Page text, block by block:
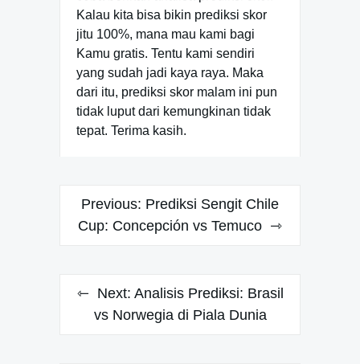
Kalau kita bisa bikin prediksi skor
jitu 100%, mana mau kami bagi
Kamu gratis. Tentu kami sendiri
yang sudah jadi kaya raya. Maka
dari itu, prediksi skor malam ini pun
tidak luput dari kemungkinan tidak
tepat. Terima kasih.
Navigasi
pos
Previous: Prediksi Sengit Chile
Cup: Concepción vs Temuco
Next: Analisis Prediksi: Brasil
vs Norwegia di Piala Dunia